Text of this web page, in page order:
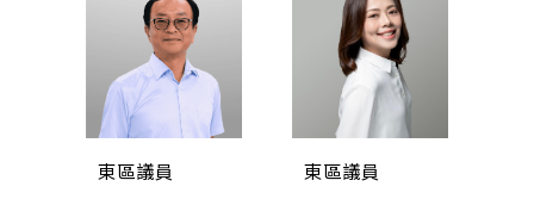
東區議員
東區議員